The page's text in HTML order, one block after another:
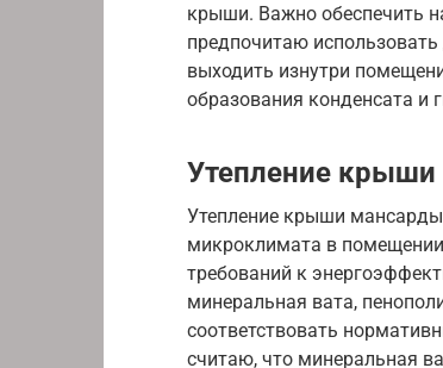
крыши. Важно обеспечить
предпочитаю
выходить изнутри
образования конденсата и
Утепление
Утепление крыши
микроклимата в
требований к
минеральная вата,
соответствовать
считаю, что минеральная